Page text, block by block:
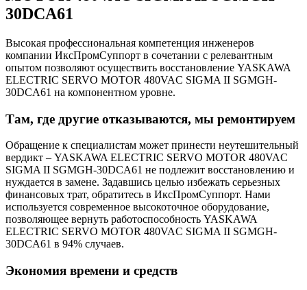
30DCA61
Высокая профессиональная компетенция инженеров
компании ИксПромСуппорт в сочетании с релевантным
опытом позволяют осуществить восстановление YASKAWA
ELECTRIC SERVO MOTOR 480VAC SIGMA II SGMGH-
30DCA61 на компонентном уровне.
Там, где другие отказываются, мы ремонтируем
Обращение к специалистам может принести неутешительный
вердикт – YASKAWA ELECTRIC SERVO MOTOR 480VAC
SIGMA II SGMGH-30DCA61 не подлежит восстановлению и
нуждается в замене. Задавшись целью избежать серьезных
финансовых трат, обратитесь в ИксПромСуппорт. Нами
используется современное высокоточное оборудование,
позволяющее вернуть работоспособность YASKAWA
ELECTRIC SERVO MOTOR 480VAC SIGMA II SGMGH-
30DCA61 в 94% случаев.
Экономия времени и средств